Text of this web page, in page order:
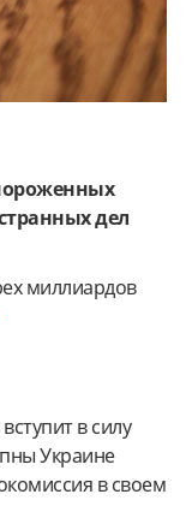
дел
миллиардов
в силу
Украине
в своем